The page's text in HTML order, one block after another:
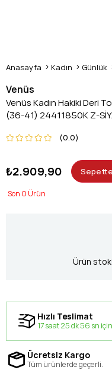
Anasayfa Kadın Günlük
Venüs
Venüs Kadın Hakiki Deri
(36-41) 24411850K Z-
0.0
₺2.909,90 Sepette
0
Ürün
Hızlı Teslimat
17 saat 25 dk 56 sn
Ücretsiz Kargo
Tüm ürünlerde geçerli.